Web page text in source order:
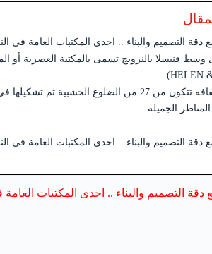
دقة التصميم والبناء .. احدى المكتبات العامة فى
فنيسلا بالنرويج تسمى بالمكتبة العصرية أو
مكتبه فريده من نوعها بيت للثقافه تتكون من 27
الجميلة
دقة التصميم والبناء .. احدى المكتبات العامة فى
التصميم والبناء .. احدى المكتبات العامة